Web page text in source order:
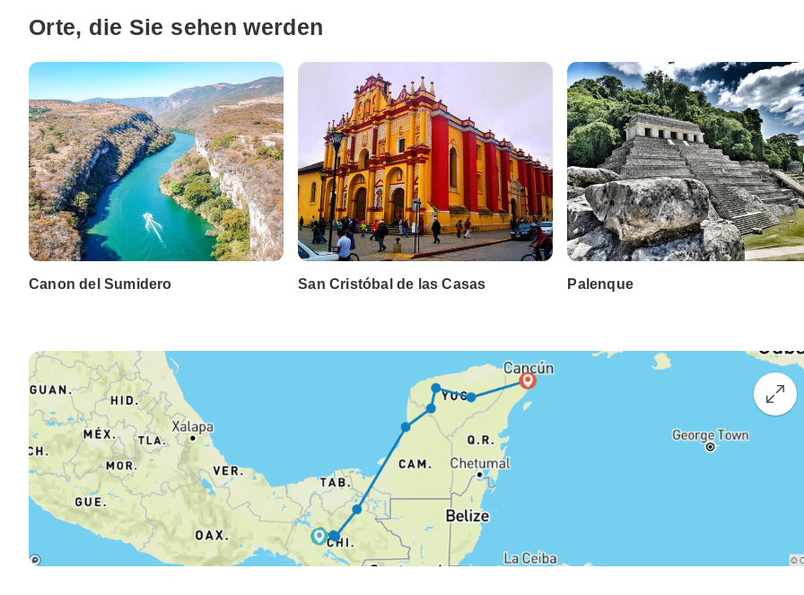
Orte, die Sie sehen werden
Canon del Sumidero San Cristóbal de las Casas Palenque